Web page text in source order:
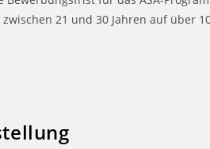
21 und 30 Jahren auf über